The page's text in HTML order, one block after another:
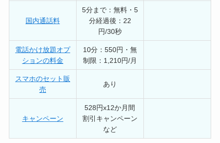
国内通話料
5分まで：無料・5
分経過後：22
円/30秒
電話かけ放題オプ
ションの料金
10分：550円・無
制限：1,210円/月
スマホのセット販
売
あり
キャンペーン
528円x12か月間
割引キャンペーン
など